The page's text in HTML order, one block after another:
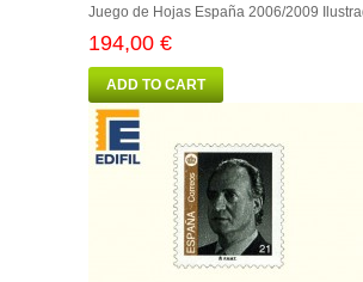
Juego de Hojas España 2006/2009
194,00 €
ADD TO CART